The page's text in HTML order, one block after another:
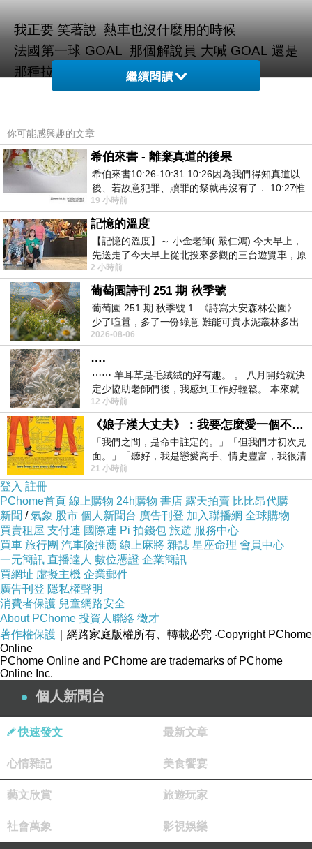
我正要 笑著說 熱車也沒什麼用的時候
法國第一球 GOAL 那個解說員 大喊 GOAL 還是
那種拉長的GOOOOOAL那種
我老爸也在那大喊GOOOOOOAL
然後我爸對我說 你錢準備好 我會好好想我要吃
什麼
我說 還沒踢完好不好
結果 第二顆 第三顆 ......
正規時間結束 法國3:0贏了瑞典 瑞典打包回家了
我老爸直接在客廳對著在樓上
應該剛醒的我老媽喊 老婆~~~~有人要請我們吃
大餐!!
晚上穿漂亮一點~~~
我老媽還真回喊我爸
好~~~~~~GOOOOOAL~~~哈哈哈我的倒楣兒子
到底我媽哪學的 GOAL還學拉長音的
而且到底是什麼 我應該是親生兒子吧?!
這是這場的 愛爾達剪出來的精華片段
可以看出瑞典是真的很會防守了
那個解說員在法國破門時 喊的GOOOAL 讓我煩
躁
哈哈哈哈 但是這場真的也是精彩
繼續閱讀
你可能感興趣的文章
希伯來書 - 離棄真道的後果
希伯來書10:26-10:31 10:26因為我們得知真道以
後、若故意犯罪、贖罪的祭就再沒有了． 10:27惟
有戰懼等候審判和那燒滅眾敵人的烈火
19 小時前
記憶的溫度
【記憶的溫度】～ 小金老師( 嚴仁鴻) 今天早上，
先送走了今天早上從北投來參觀的三台遊覽車，原
以為展場已經差不多要安靜下來，卻發
2 小時前
葡萄園詩刊 251 期 秋季號
葡萄園 251 期 秋季號 1 《詩寫大安森林公園》
少了喧囂，多了一份綠意 難能可貴水泥叢林多出
一
2026-08-06
….
⋯⋯ 羊耳草是毛絨絨的好有趣。 。 八月開始就決
定少協助老師們後，我感到工作好輕鬆。 本來就
不是我的工作啊。 真
12 小時前
《娘子漢大丈夫》：我要怎麼愛一個不存在的人？
「我們之間，是命中註定的。」「但我們才初次見
面。」「聽好，我是戀愛高手、情史豐富，我很清
楚這種感覺，你我之間的那種感覺，現
21 小時前
登入 註冊
PChome首頁 線上購物 24h購物 書店 露天拍賣 比比昂代購
新聞 /氣象 股市 個人新聞台 廣告刊登 加入聯播網 全球購物
買賣租屋 支付連 國際連 Pi 拍錢包 旅遊 服務中心
買車 旅行團 汽車險推薦 線上麻將 雜誌 星座命理 會員中心
一元簡訊 直播達人 數位憑證 企業簡訊
買網址 虛擬主機 企業郵件
廣告刊登 隱私權聲明
消費者保護 兒童網路安全
About PChome 投資人聯絡 徵才
著作權保護 ｜網路家庭版權所有、轉載必究 ‧Copyright PChome
Online
PChome Online and PChome are trademarks of PChome
Online Inc.
個人新聞台
快速發文 最新文章
心情雜記 美食饗宴
藝文欣賞 旅遊玩家
社會萬象 影視娛樂